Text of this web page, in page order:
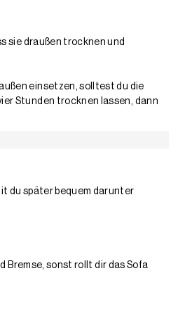
sie draußen trocknen und
einsetzen, solltest du die
Stunden trocknen lassen, dann
du später bequem darunter
Bremse, sonst rollt dir das Sofa